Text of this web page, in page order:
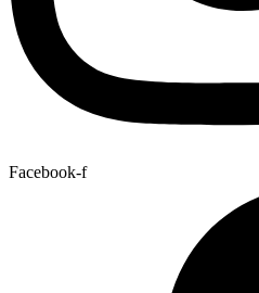
Facebook-f